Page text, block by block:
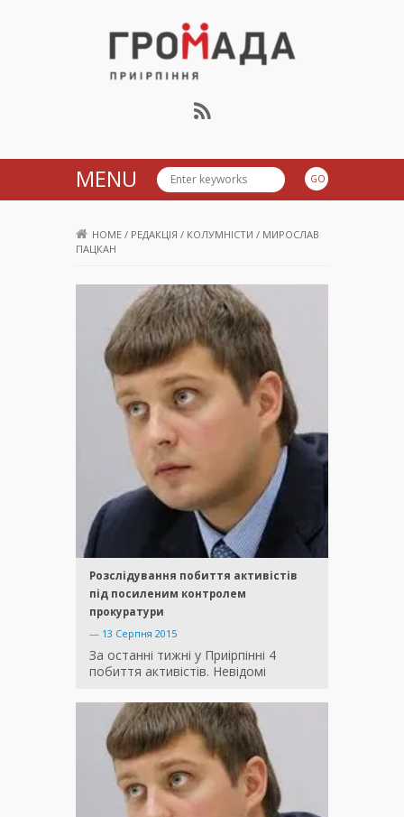
Громада Приірпіння
MENU
HOME / РЕДАКЦІЯ / КОЛУМНІСТИ / МИРОСЛАВ
ПАЦКАН
Розслідування побиття активістів
під посиленим контролем
прокуратури
— 13 Серпня 2015
За останні тижні у Приірпінні 4
побиття активістів. Невідомі